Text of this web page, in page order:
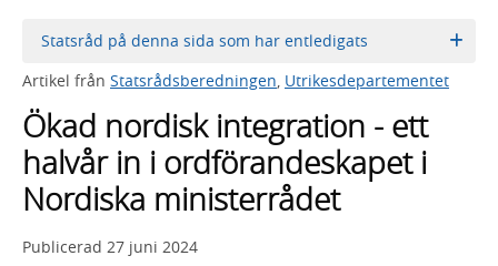
framträder
lista
med
sökförslag
Statsråd på denna sida som har entledigats
Artikel från Statsrådsberedningen Utrikesdepartementet
Ökad nordisk integration - ett
halvår in i ordförandeskapet i
Nordiska ministerrådet
Publicerad 27 juni 2024